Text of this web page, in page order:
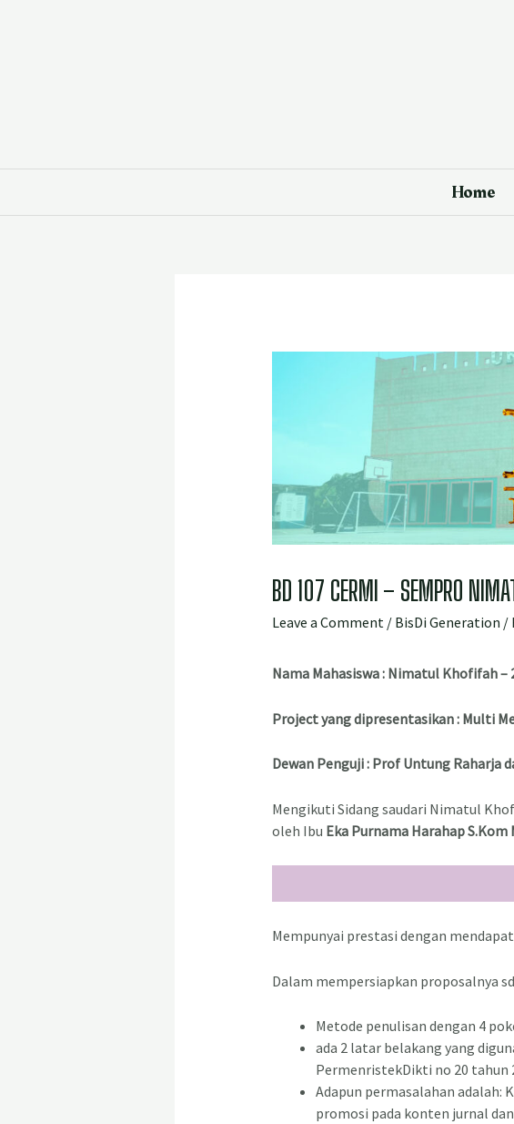
Home
BD 107 CERMI – SEMPRO
Leave a Comment / BisDi Generation /
Nama Mahasiswa : NimatulKhofifah –
Project yang dipresentasikan : Multi
Dewan Penguji : Prof Untung Raharja
Mengikuti Sidang saudari Nimatul
oleh Ibu Eka Purnama Harahap S.Kom
Mempunyai prestasi dengan
Dalam mempersiapkan proposalnya
Metode penulisan dengan 4
ada 2 latar belakang yang
PermenristekDikti no 20 tahun
Adapun permasalahan
promosi pada konten jurnal